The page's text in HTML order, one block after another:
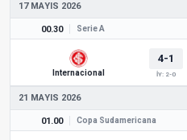
17 MAYIS 2026
00.30 Serie A
Internacional
4-1
İY: 2-0
21 MAYIS 2026
01.00 Copa Sudamericana